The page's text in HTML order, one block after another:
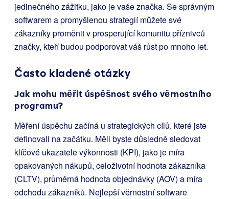
jedinečného zážitku, jako je vaše značka. Se správným
softwarem a promyšlenou strategií můžete své
zákazníky proměnit v prosperující komunitu příznivců
značky, kteří budou podporovat váš růst po mnoho let.
Často kladené otázky
Jak mohu měřit úspěšnost svého věrnostního
programu?
Měření úspěchu začíná u strategických cílů, které jste
definovali na začátku. Měli byste důsledně sledovat
klíčové ukazatele výkonnosti (KPI), jako je míra
opakovaných nákupů, celoživotní hodnota zákazníka
(CLTV), průměrná hodnota objednávky (AOV) a míra
odchodu zákazníků. Nejlepší věrnostní software